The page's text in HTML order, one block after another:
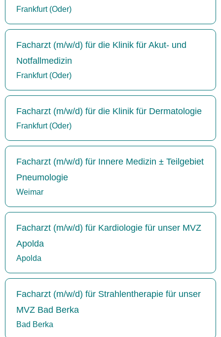
Frankfurt (Oder)
Facharzt (m/w/d) für die Klinik für Akut- und
Notfallmedizin
Frankfurt (Oder)
Facharzt (m/w/d) für die Klinik für Dermatologie
Frankfurt (Oder)
Facharzt (m/w/d) für Innere Medizin ± Teilgebiet
Pneumologie
Weimar
Facharzt (m/w/d) für Kardiologie für unser MVZ
Apolda
Apolda
Facharzt (m/w/d) für Strahlentherapie für unser
MVZ Bad Berka
Bad Berka